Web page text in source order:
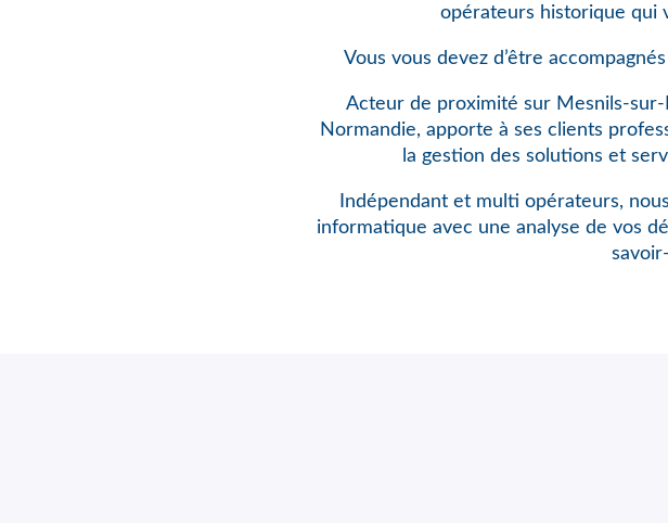
opérateurs historique qui
Vous vous devez d’être
Acteur de proximité sur Mesnils-
Normandie, apporte à ses clients
la gestion des solutions et
Indépendant et multi opérateurs,
informatique avec une analyse de vos